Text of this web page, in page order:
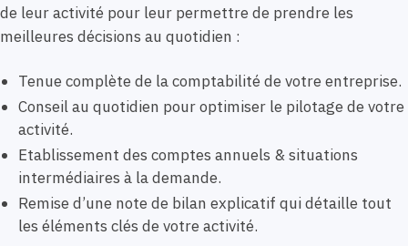
de leur activité pour leur permettre de prendre les
meilleures décisions au quotidien :
Tenue complète de la comptabilité de votre entreprise.
Conseil au quotidien pour optimiser le pilotage de votre
activité.
Etablissement des comptes annuels & situations
intermédiaires à la demande.
Remise d’une note de bilan explicatif qui détaille tout
les éléments clés de votre activité.